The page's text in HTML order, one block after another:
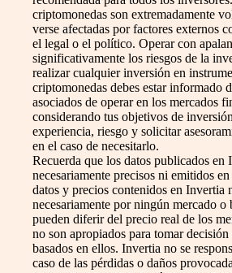
criptomonedas son extremadamente
verse afectadas por factores externos
el legal o el político. Operar con
significativamente los riesgos de la
realizar cualquier inversión en
criptomonedas debes estar informado
asociados de operar en los mercados
considerando tus objetivos de
experiencia, riesgo y solicitar
en el caso de necesitarlo.
Recuerda que los datos publicados en
necesariamente precisos ni emitidos
datos y precios contenidos en Invertia
necesariamente por ningún mercado o
pueden diferir del precio real de los
no son apropiados para tomar
basados en ellos. Invertia no se
caso de las pérdidas o daños